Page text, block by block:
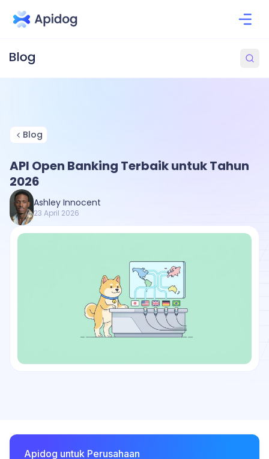
Blog
API Open Banking Terbaik untuk Tahun
2026
Ashley Innocent
23 April 2026
Apidog untuk Perusahaan